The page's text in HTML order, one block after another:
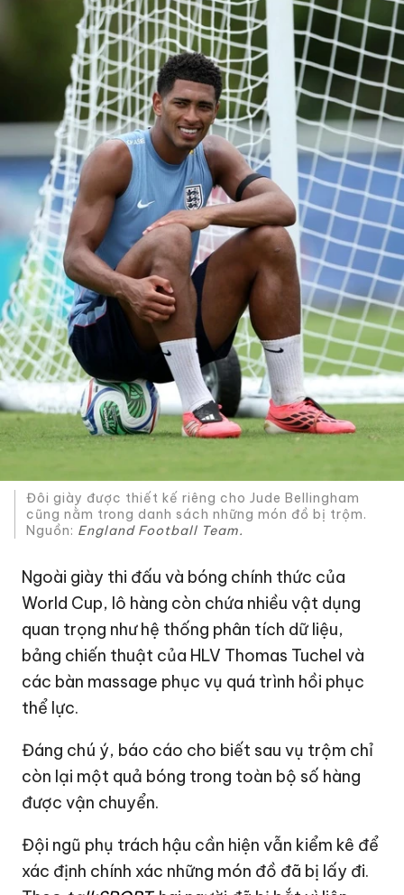
Đôi giày được thiết kế riêng cho Jude Bellingham
cũng nằm trong danh sách những món đồ bị trộm.
Nguồn: England Football Team.
Ngoài giày thi đấu và bóng chính thức của
World Cup, lô hàng còn chứa nhiều vật dụng
quan trọng như hệ thống phân tích dữ liệu,
bảng chiến thuật của HLV Thomas Tuchel và
các bàn massage phục vụ quá trình hồi phục
thể lực.
Đáng chú ý, báo cáo cho biết sau vụ trộm chỉ
còn lại một quả bóng trong toàn bộ số hàng
được vận chuyển.
Đội ngũ phụ trách hậu cần hiện vẫn kiểm kê để
xác định chính xác những món đồ đã bị lấy đi.